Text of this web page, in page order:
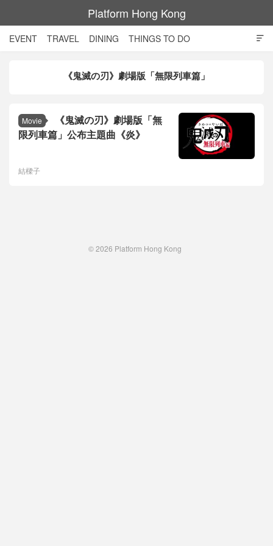
Platform Hong Kong

EVENT TRAVEL DINING THINGS TO DO
《鬼滅の刃》劇場版「無限列車篇」
Movie
《鬼滅の刃》劇場版「無
限列車篇」公布主題曲《炎》
結樑子
© 2026 Platform Hong Kong